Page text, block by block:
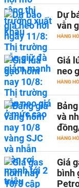
Dự
vẫn
HÀNG
Giá
neo
HÀNG
và
HÀNG
Giá
bình